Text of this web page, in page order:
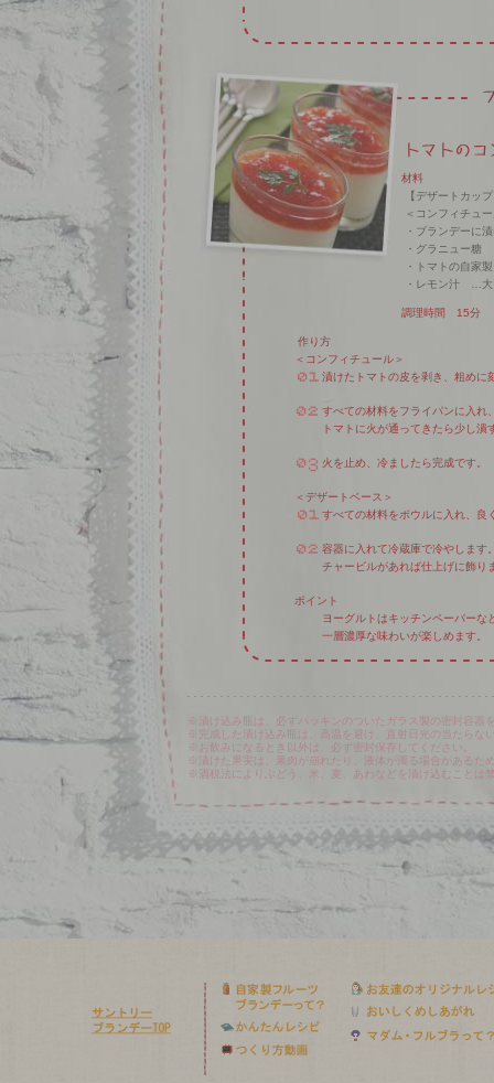
材料
【デザートカッ
＜コンフィチュ
・ブランデーに
・グラニュー
・トマトの自家
・レモン汁 …大
調理時間 15分
作り方
＜コンフィチュール＞
漬けたトマトの皮を剥き、粗めに
すべての材料をフライパンに入れ
トマトに火が通ってきたら少し潰
火を止め、冷ましたら完成です。
＜デザートベース＞
すべての材料をボウルに入れ、良
容器に入れて冷蔵庫で冷やします
チャービルがあれば仕上げに飾り
ポイント
ヨーグルトはキッチンペーパー
一層濃厚な味わいが楽しめます。
※漬け込み瓶は、必ずパッキンのついたガラス製の密封容器
※完成した漬け込み瓶は、高温を避け、直射日光の当たらな
※お飲みになるとき以外は、必ず密封保存してください。
※漬けた果実は、果肉が崩れたり、液体が濁る場合があるた
※酒税法によりぶどう、米、麦、あわなどを漬け込むことは